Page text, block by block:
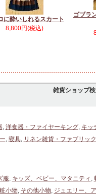
に酔いしれるスカート
8,800円(税込)
ゴブラ
雑貨ショップ
, 洋食器・ファイヤーキング, キッ
, 寝具, リネン雑貨・ファブリック
服, キッズ、ベビー、マタニティ ,
小物, その他小物, ジュエリー、